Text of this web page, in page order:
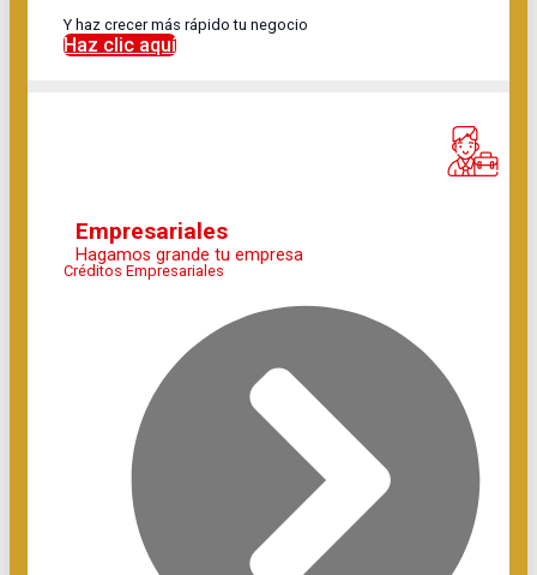
Y haz crecer más rápido tu negocio
Haz clic aquí
Empresariales
Hagamos grande tu empresa
Créditos Empresariales